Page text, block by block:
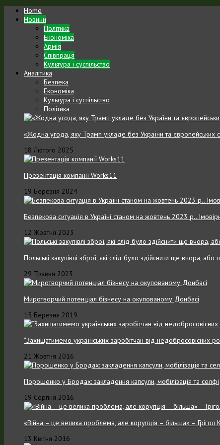
Home
Новини
Політика
Економіка
Армія
Співпраця
Культура і суспільство
Аналітика
Безпека
Економіка
Культура і суспільство
Політика
«Жодна угода, яку Трамп укладе без України та європейських
18 Лютого 2025
Презентація компанії Works11
19 Березня 2024
Безпекова ситуація в Україні станом на жовтень 2023 р..
12 Жовтня 2023
Польські закупівлі зброї, які слід було здійснити ще вчора,
29 Травня 2023
Миротворчий потенціал бізнесу на окупованому Донбасі
15 Березня 2019
“Захищатимемо українських заробітчан від недобросовісних
21 Жовтня 2016
Порошенко у Бродах: закладення капсули, мобілізація та селфі
19 Серпня 2016
«Війна – це велика проблема, але корупція – більша» – Грігол
13 Квітня 2016